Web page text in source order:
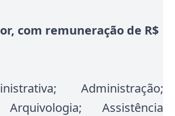
com remuneração de R$
Administração;
Assistência